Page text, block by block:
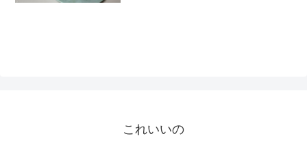
これいいの